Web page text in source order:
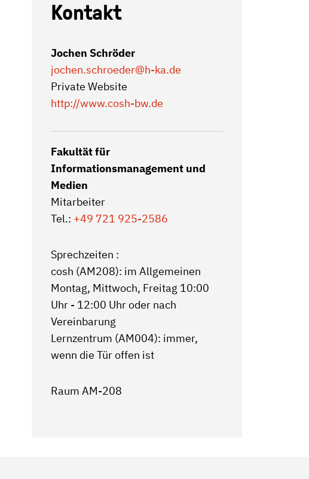
Kontakt
Jochen Schröder
jochen.schroeder@h-ka.de
Private Website
http://www.cosh-bw.de
Fakultät für
Informationsmanagement und
Medien
Mitarbeiter
Tel.: +49 721 925-2586
Sprechzeiten :
cosh (AM208): im Allgemeinen
Montag, Mittwoch, Freitag 10:00
Uhr - 12:00 Uhr oder nach
Vereinbarung
Lernzentrum (AM004): immer,
wenn die Tür offen ist
Raum AM-208